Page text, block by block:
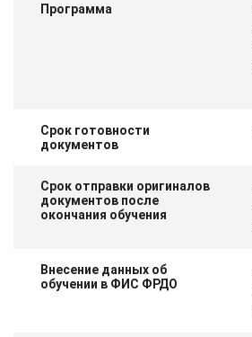
Программа
Срок готовности
документов
Срок отправки оригиналов
документов после
окончания обучения
Внесение данных об
обучении в ФИС ФРДО